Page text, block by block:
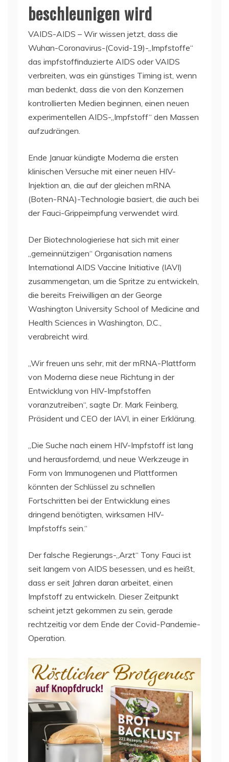
beschleunigen wird
VAIDS-AIDS – Wir wissen jetzt, dass die
Wuhan-Coronavirus-(Covid-19)-„Impfstoffe“
das impfstoffinduzierte AIDS oder VAIDS
verbreiten, was ein günstiges Timing ist, wenn
man bedenkt, dass die von den Konzernen
kontrollierten Medien beginnen, einen neuen
experimentellen AIDS-„Impfstoff“ den Massen
aufzudrängen.
Ende Januar kündigte Moderna die ersten
klinischen Versuche mit einer neuen HIV-
Injektion an, die auf der gleichen mRNA
(Boten-RNA)-Technologie basiert, die auch bei
der Fauci-Grippeimpfung verwendet wird.
Der Biotechnologieriese hat sich mit einer
„gemeinnützigen“ Organisation namens
International AIDS Vaccine Initiative (IAVI)
zusammengetan, um die Spritze zu entwickeln,
die bereits Freiwilligen an der George
Washington University School of Medicine and
Health Sciences in Washington, D.C.,
verabreicht wird.
„Wir freuen uns sehr, mit der mRNA-Plattform
von Moderna diese neue Richtung in der
Entwicklung von HIV-Impfstoffen
voranzutreiben“, sagte Dr. Mark Feinberg,
Präsident und CEO der IAVI, in einer Erklärung.
„Die Suche nach einem HIV-Impfstoff ist lang
und herausfordernd, und neue Werkzeuge in
Form von Immunogenen und Plattformen
könnten der Schlüssel zu schnellen
Fortschritten bei der Entwicklung eines
dringend benötigten, wirksamen HIV-
Impfstoffs sein.“
Der falsche Regierungs-„Arzt“ Tony Fauci ist
seit langem von AIDS besessen, und es heißt,
dass er seit Jahren daran arbeitet, einen
Impfstoff zu entwickeln. Dieser Zeitpunkt
scheint jetzt gekommen zu sein, gerade
rechtzeitig vor dem Ende der Covid-Pandemie-
Operation.